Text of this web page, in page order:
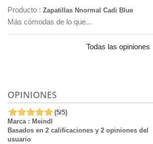
Producto : Zapatillas Nnormal Cadi Blue
Más cómodas de lo que...
Todas las opiniones
OPINIONES
(5/5)
Marca : Meindl
Basados en 2 calificaciones y 2 opiniones del
usuario